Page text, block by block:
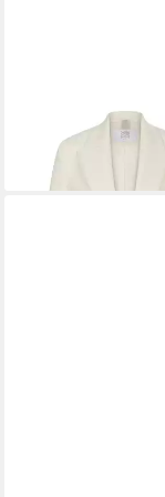
ab 329,23 €
449,00 €